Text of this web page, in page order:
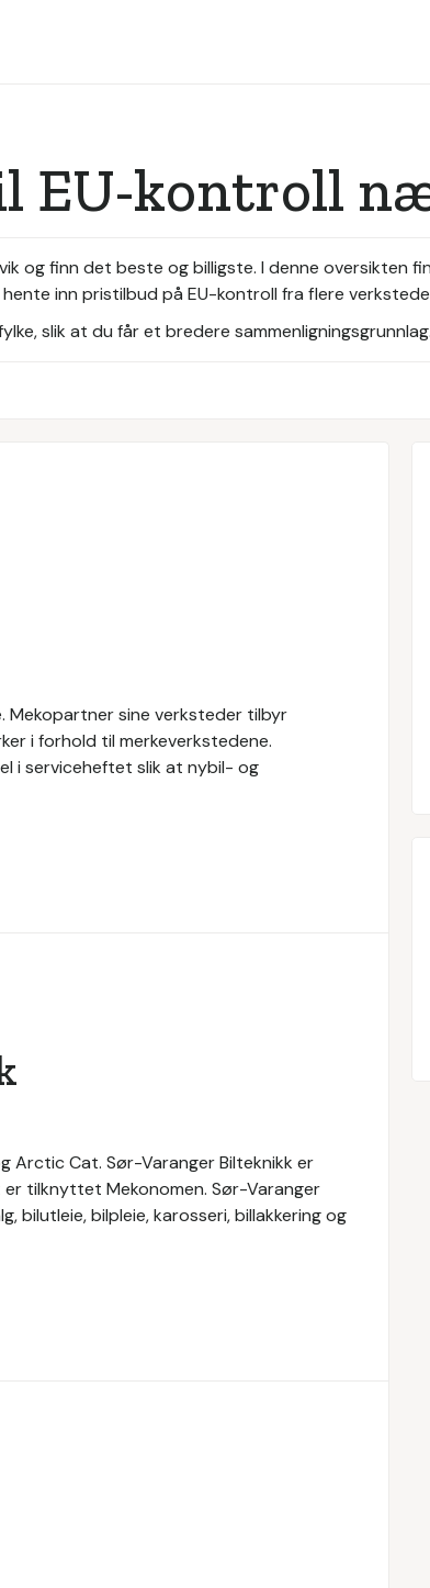
EU-kontroll
og finn det beste og billigste. I denne oversikten
inn pristilbud på EU-kontroll fra flere
slik at du får et bredere sammenligningsgrunnlag.
Mekopartner sine verksteder tilbyr
i forhold til merkeverkstedene.
i serviceheftet slik at nybil- og
Arctic Cat. Sør-Varanger Bilteknikk er
tilknyttet Mekonomen. Sør-Varanger
bilutleie, bilpleie, karosseri, billakkering og